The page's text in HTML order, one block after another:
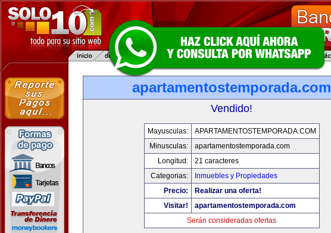
apartamentostemporada.com
Vendido!
Mayusculas:
APARTAMENTOSTEMPORADA.COM
Minusculas:
apartamentostemporada.com
Longitud:
21 caracteres
Categorias:
Inmuebles y Propiedades
Precio:
Realizar una oferta!
Visitar!
apartamentostemporada.com
Serán consideradas ofertas